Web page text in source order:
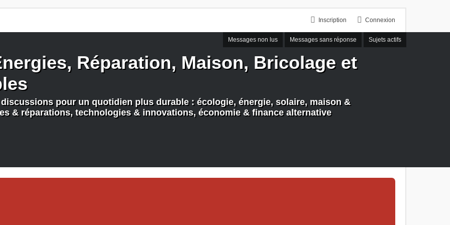
Connexion
Inscription
Messages non lus Messages sans réponse Sujets actifs
Réparation, Maison, Bricolage et
pour un quotidien plus durable : écologie, énergie, solaire, maison &
& réparations, technologies & innovations, économie & finance alternative